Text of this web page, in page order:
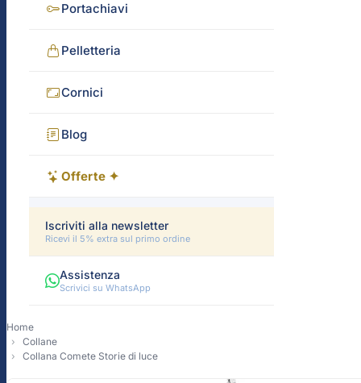
Portachiavi
Pelletteria
Cornici
Blog
Offerte ✦
Iscriviti alla newsletter
Ricevi il 5% extra sul primo ordine
Assistenza
Scrivici su WhatsApp
Home
Collane
Collana Comete Storie di luce